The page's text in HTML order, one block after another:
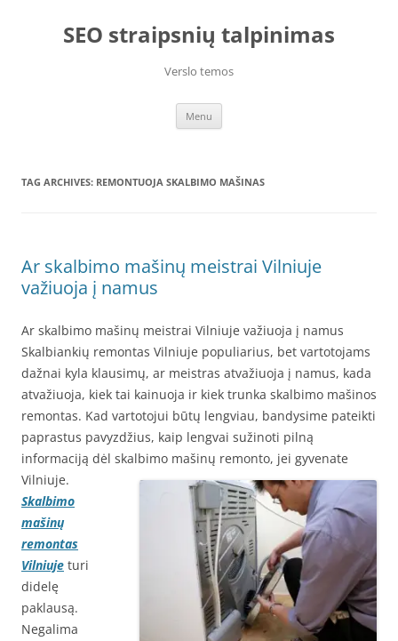
contentSEO straipsnių talpinimas
Verslo temos
Menu
TAG ARCHIVES: REMONTUOJA SKALBIMO MAŠINAS
Ar skalbimo mašinų meistrai Vilniuje
važiuoja į namus
Ar skalbimo mašinų meistrai Vilniuje važiuoja į namus
Skalbiankių remontas Vilniuje populiarius, bet vartotojams
dažnai kyla klausimų, ar meistras atvažiuoja į namus, kada
atvažiuoja, kiek tai kainuoja ir kiek trunka skalbimo mašinos
remontas. Kad vartotojui būtų lengviau, bandysime pateikti
paprastus pavyzdžius, kaip lengvai sužinoti pilną
informaciją dėl skalbimo mašinų remonto, jei gyvenate
Vilniuje.
Skalbimo
mašinų
remontas
Vilniuje turi
didelę
paklausą.
Negalima